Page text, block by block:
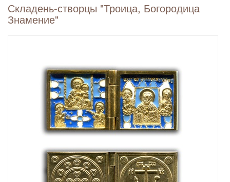
Складень-створцы "Троица, Богородица
Знамение"